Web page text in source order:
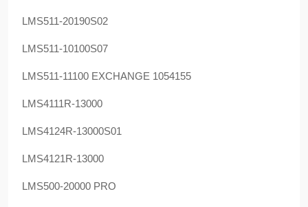
LMS511-20190S02
LMS511-10100S07
LMS511-11100 EXCHANGE 1054155
LMS4111R-13000
LMS4124R-13000S01
LMS4121R-13000
LMS500-20000 PRO